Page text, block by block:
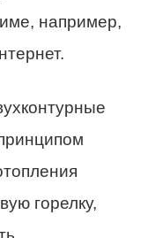
например,
горелку,